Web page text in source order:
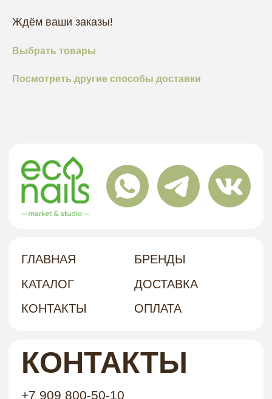
Ждём ваши заказы!
Выбрать товары
Посмотреть другие способы доставки
КОНТАКТЫ ОПЛАТА
КОНТАКТЫ
+7 909 800-50-10
Г. ХАБАРОВСК, УЛ. КУБЯКА, 9, 1 ЭТАЖ
АДРЕС
политика в отношении обработки
персональных данных
договор-оферта